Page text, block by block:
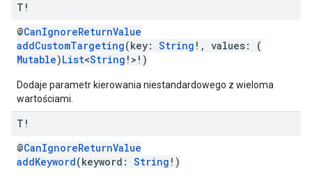
T!
@CanIgnoreReturnValue
addCustomTargeting(key: String !, values: (
Mutable)List<String !>!)
Dodaje parametr kierowania niestandardowego z wieloma
wartościami.
T!
@CanIgnoreReturnValue
addKeyword(keyword: String !)